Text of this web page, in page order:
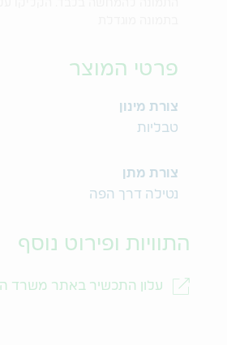
פרטי המוצר
צורת מינון
טבליות
צורת מתן
נטילה דרך הפה
התוויות ופירוט נוסף
עלון התכשיר באתר משרד